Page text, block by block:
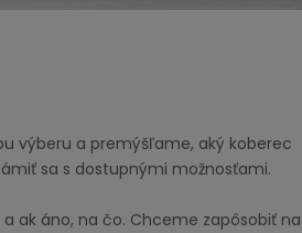
výberu a premýšľame, aký koberec
sa s dostupnými možnosťami.
ak áno, na čo. Chceme zapôsobiť na